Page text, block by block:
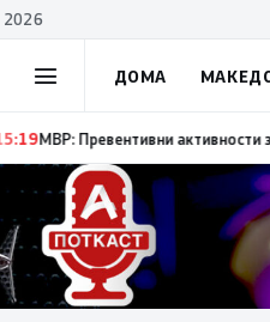
2026
ДОМА
години од катастрофалните